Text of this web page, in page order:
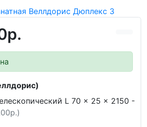
L 70 x 25 x 2150 -